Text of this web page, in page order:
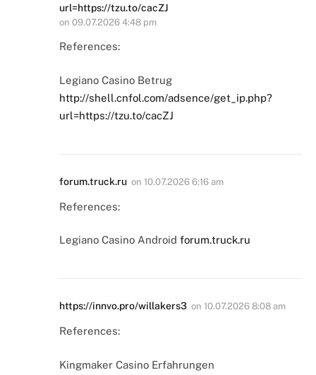
url=https://tzu.to/cacZJ
on 09.07.2026 4:48 pm
References:
Legiano Casino Betrug
http://shell.cnfol.com/adsence/get_ip.php?
url=https://tzu.to/cacZJ
forum.truck.ru on 10.07.2026 6:16 am
References:
Legiano Casino Android forum.truck.ru
https://innvo.pro/willakers3 on 10.07.2026 8:08 am
References:
Kingmaker Casino Erfahrungen